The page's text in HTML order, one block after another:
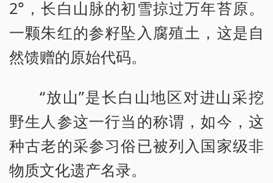
2°，长白山脉的初雪掠过万年苔原。
一颗朱红的参籽坠入腐殖土，这是自
然馈赠的原始代码。
“放山”是长白山地区对进山采挖
野生人参这一行当的称谓，如今，这
种古老的采参习俗已被列入国家级非
物质文化遗产名录。